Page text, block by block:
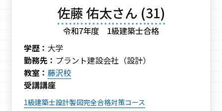
佐藤 佑太さん (31)
令和7年度 1級建築士合格
学歴： 大学
勤務先： プラント建設会社（設計）
教室： 藤沢校
受講講座
1級建築士設計製図完全合格対策コース